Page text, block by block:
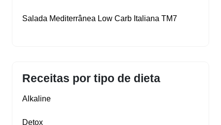
Salada Mediterrânea Low Carb Italiana TM7
Receitas por tipo de dieta
Alkaline
Detox